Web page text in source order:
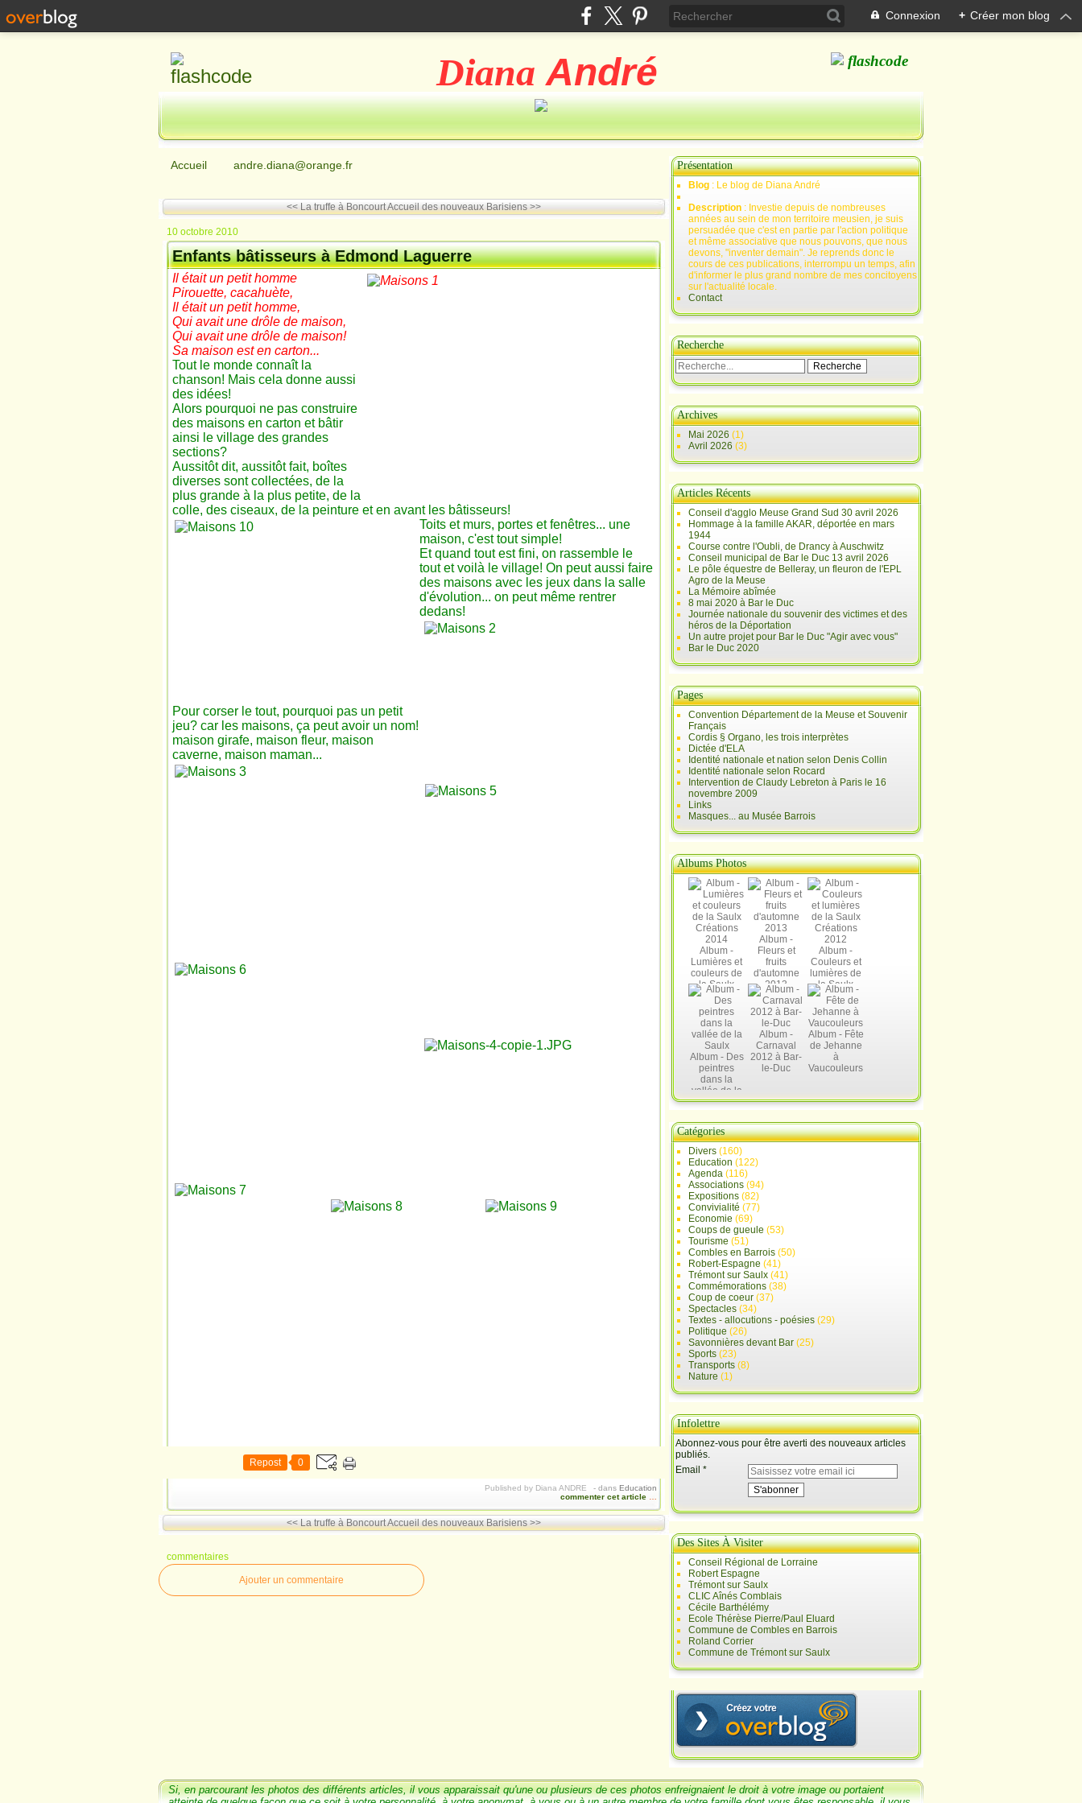
Connexion + Créer mon blog
Diana André
Accueil andre.diana@orange.fr
<< La truffe à BoncourtAccueil des nouveaux Barisiens >>
10 octobre 2010
Enfants bâtisseurs à Edmond Laguerre
Il était un petit homme
Pirouette, cacahuète,
Il était un petit homme,
Qui avait une drôle de maison,
Qui avait une drôle de maison!
Sa maison est en carton...
Tout le monde connaît la
chanson! Mais cela donne aussi
des idées!
Alors pourquoi ne pas construire
des maisons en carton et bâtir
ainsi le village des grandes
sections?
Aussitôt dit, aussitôt fait, boîtes
diverses sont collectées, de la
plus grande à la plus petite, de la
colle, des ciseaux, de la peinture et en avant les bâtisseurs!
Toits et murs, portes et fenêtres... une
maison, c'est tout simple!
Et quand tout est fini, on rassemble le
tout et voilà le village! On peut aussi faire
des maisons avec les jeux dans la salle
d'évolution... on peut même rentrer
dedans!
Pour corser le tout, pourquoi pas un petit
jeu? car les maisons, ça peut avoir un nom!
maison girafe, maison fleur, maison
caverne, maison maman...
Repost 0
Published by Diana ANDRE - dans Education
commenter cet article
<< La truffe à BoncourtAccueil des nouveaux Barisiens >>
commentaires
Ajouter un commentaire
Présentation
Blog : Le blog de Diana André
Description : Investie depuis de nombreuses
années au sein de mon territoire meusien, je suis
persuadée que c'est en partie par l'action politique
et même associative que nous pouvons, que nous
devons, "inventer demain". Je reprends donc le
cours de ces publications, interrompu un temps, afin
d'informer le plus grand nombre de mes concitoyens
sur l'actualité locale.
Contact
Recherche
Archives
Mai 2026 (1)
Avril 2026 (3)
Articles Récents
Conseil d'agglo Meuse Grand Sud 30 avril 2026
Hommage à la famille AKAR, déportée en mars
1944
Course contre l'Oubli, de Drancy à Auschwitz
Conseil municipal de Bar le Duc 13 avril 2026
Le pôle équestre de Belleray, un fleuron de l'EPL
Agro de la Meuse
La Mémoire abîmée
8 mai 2020 à Bar le Duc
Journée nationale du souvenir des victimes et des
héros de la Déportation
Un autre projet pour Bar le Duc "Agir avec vous"
Bar le Duc 2020
Pages
Convention Département de la Meuse et Souvenir
Français
Cordis § Organo, les trois interprètes
Dictée d'ELA
Identité nationale et nation selon Denis Collin
Identité nationale selon Rocard
Intervention de Claudy Lebreton à Paris le 16
novembre 2009
Links
Masques... au Musée Barrois
Albums Photos
Album -
Lumières et
couleurs de
la Saulx
Créations
2014
Album -
Fleurs et
fruits
d'automne
2013
Album -
Couleurs et
lumières de
la Saulx
Créations
2012
Album - Des
peintres
dans la
vallée de la
Saulx
Album -
Carnaval
2012 à Bar-
le-Duc
Album - Fête
de Jehanne
à
Vaucouleurs
Catégories
Divers (160)
Education (122)
Agenda (116)
Associations (94)
Expositions (82)
Convivialité (77)
Economie (69)
Coups de gueule (53)
Tourisme (51)
Combles en Barrois (50)
Robert-Espagne (41)
Trémont sur Saulx (41)
Commémorations (38)
Coup de coeur (37)
Spectacles (34)
Textes - allocutions - poésies (29)
Politique (26)
Savonnières devant Bar (25)
Sports (23)
Transports (8)
Nature (1)
Infolettre
Abonnez-vous pour être averti des nouveaux articles
publiés.
Email
Des Sites À Visiter
Conseil Régional de Lorraine
Robert Espagne
Trémont sur Saulx
CLIC Aînés Comblais
Cécile Barthélémy
Ecole Thérèse Pierre/Paul Eluard
Commune de Combles en Barrois
Roland Corrier
Commune de Trémont sur Saulx
Si, en parcourant les photos des différents articles, il vous apparaissait qu'une ou plusieurs de ces photos enfreignaient le droit à votre image ou portaient